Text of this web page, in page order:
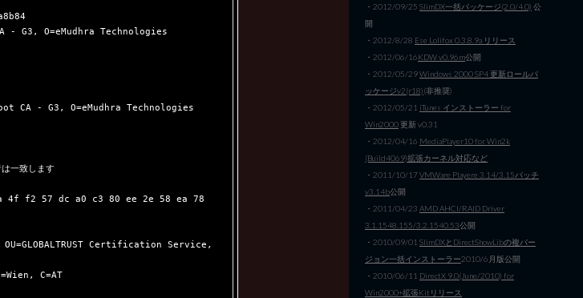
- G3, O=eMudhra Technologies
CA - G3, O=eMudhra Technologies
一致します
4f f2 57 dc a0 c3 80 ee 2e 58 ea 78
OU=GLOBALTRUST Certification Service,
・2012/09/25 SlimDX一括パッケージ(2.0/4.0) 公
開
・2012/8/28 Ese Lolifox 0.3.8.9a リリース
・2012/06/16KDW v0.96m公開
・2012/05/29Windows 2000 SP4 更新ロールパ
ッケージv2(r18)(非推奨)
・2012/05/21 iTunes インストーラー for
Win2000更新 v0.31
・2012/04/16 MediaPlayer10 for Win2k
(Build4069)拡張カーネル対応など
・2011/10/17VMWare Playere 3.14/3.15パッチ
v3.14b公開
・2011/04/23 AMD AHCI/RAID Driver
3.1.1548.155/3.2.1540.53公開
・2010/09/01 SlimDXとDirectShowLibの複バー
ジョン一括インストーラー2010/6月版公開
・2010/06/11 DirectX 9.0(June/2010) for
Win2000+拡張Kitリリース